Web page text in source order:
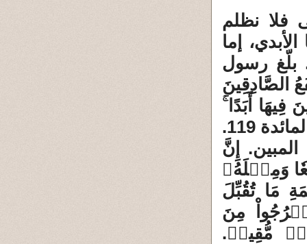
فلا نظلم
إما
بلّغ رسول
الصَّادِقِينَ
فِيهَا أَبَدًا
الْعَظِيمُ. المائدة 119.
إِنَّ
وَمِثۡلَهُۥ
مَا تُقُبِّلَ
مِنَ
مُّقِيمٞ.